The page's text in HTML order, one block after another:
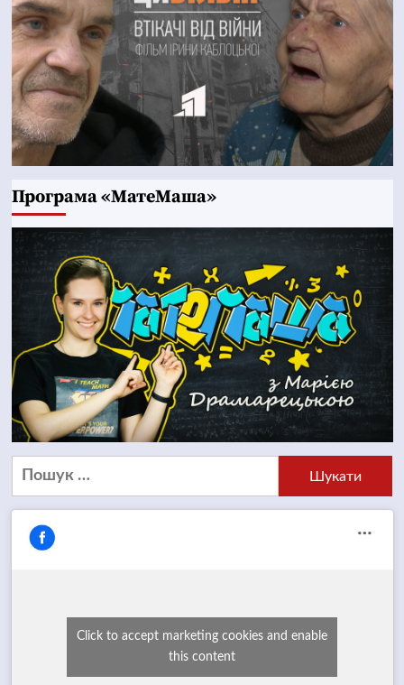
Програма «МатеМаша»
Пошук:
Click to accept marketing cookies and enable
this content